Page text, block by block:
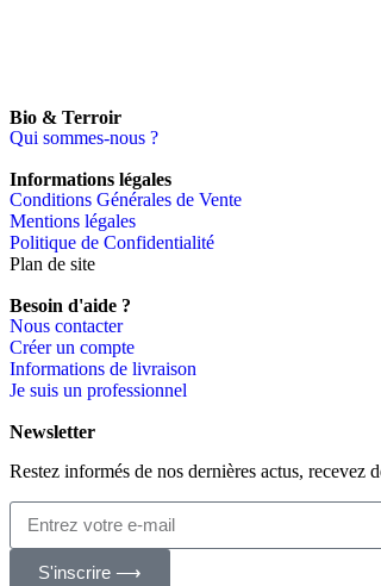
Bio & Terroir
Qui sommes-nous ?
Informations légales
Conditions Générales de Vente
Mentions légales
Politique de Confidentialité
Plan de site
Besoin d'aide ?
Nous contacter
Créer un compte
Informations de livraison
Je suis un professionnel
Newsletter
Restez informés de nos dernières actus, recevez
S'inscrire ⟶